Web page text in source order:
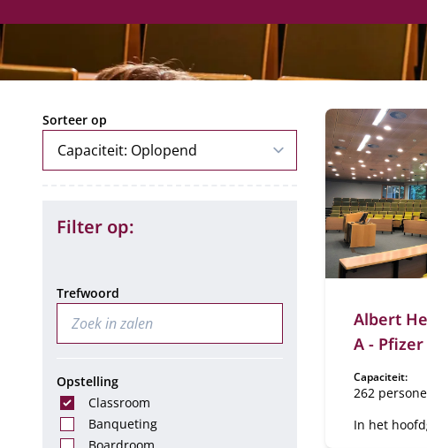
Sorteer op
Filter op:
Trefwoord
Opstelling
Classroom
Banqueting
22 zalen
Albert
A -
Capaciteit:
262
In het